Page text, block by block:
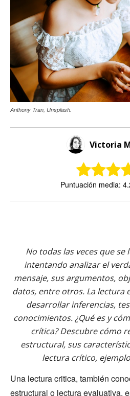
Anthony Tran, Unsplash.
Victoria
Puntuación media:
No todas las veces que se
intentando analizar el
mensaje, sus argumentos,
datos, entre otros. La lectura
desarrollar inferencias,
conocimientos. ¿Qué es y
crítica? Descubre cómo
estructural, sus
lectura crítico,
Una lectura critica, también
estructural o lectura evaluativa,